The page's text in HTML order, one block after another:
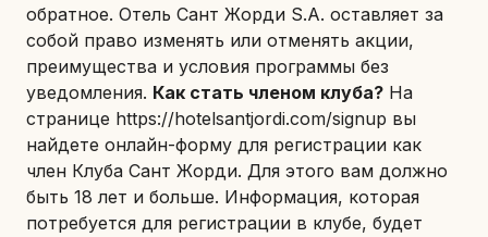
обратное. Отель Сант Жорди S.A. оставляет за
собой право изменять или отменять акции,
преимущества и условия программы без
уведомления. Как стать членом клуба? На
странице https://hotelsantjordi.com/signup вы
найдете онлайн-форму для регистрации как
член Клуба Сант Жорди. Для этого вам должно
быть 18 лет и больше. Информация, которая
потребуется для регистрации в клубе, будет